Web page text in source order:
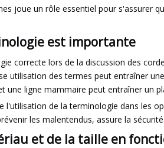
joue un rôle essentiel pour s'assurer
est importante
correcte lors de la discussion des
utilisation des termes peut entraîner
une ligne mammaire peut entraîner un
l'utilisation de la terminologie dans les
les malentendus, assure la
et de la taille en